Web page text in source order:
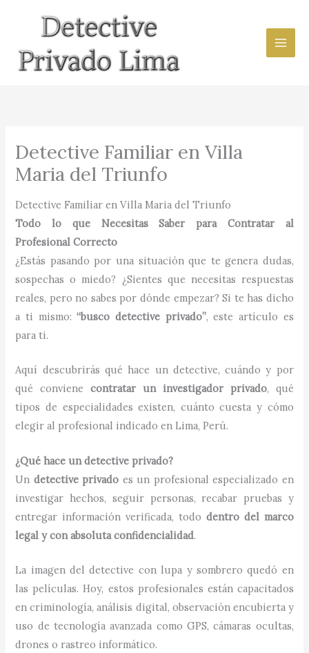
contenido
Detective Familiar en Villa
Maria del Triunfo
Detective Familiar en Villa Maria del Triunfo
Todo lo que Necesitas Saber para Contratar al
Profesional Correcto
¿Estás pasando por una situación que te genera dudas,
sospechas o miedo? ¿Sientes que necesitas respuestas
reales, pero no sabes por dónde empezar? Si te has dicho
a ti mismo:“busco detective privado”, este artículo es
para ti.
Aquí descubrirás qué hace un detective, cuándo y por
qué convienecontratar un investigador privado, qué
tipos de especialidades existen, cuánto cuesta y cómo
elegir al profesional indicado en Lima, Perú.
¿Qué hace un detective privado?
Un detective privado es un profesional especializado en
investigar hechos, seguir personas, recabar pruebas y
entregar información verificada, todo dentro del marco
legal y con absoluta confidencialidad.
La imagen del detective con lupa y sombrero quedó en
las películas. Hoy, estos profesionales están capacitados
en criminología, análisis digital, observación encubierta y
uso de tecnología avanzada como GPS, cámaras ocultas,
drones o rastreo informático.